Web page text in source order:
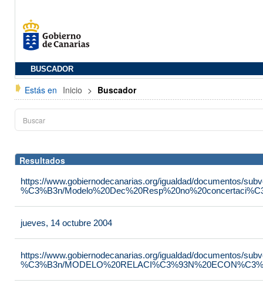
BUSCADOR
Estás en Inicio > Buscador
Resultados
https://www.gobiernodecanarias.org/igualdad/documentos/
%C3%B3n/
jueves, 14 octubre 2004
https://www.gobiernodecanarias.org/igualdad/documentos/
%C3%B3n/